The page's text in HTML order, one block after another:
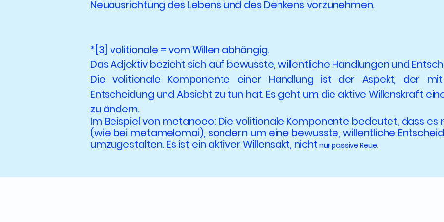
Neuausrichtung des Lebens und des Denkens vorzunehmen.
*[3] volitionale = vom Willen abhängig.
Das Adjektiv bezieht sich auf bewusste, willentliche Handlungen und
Die volitionale Komponente einer Handlung ist der Aspekt, der
Entscheidung und Absicht zu tun hat. Es geht um die aktive Willenskraft
zu ändern.
Im Beispiel von metanoeo: Die volitionale Komponente bedeutet, dass es
(wie bei metamelomai), sondern um eine bewusste, willentliche
umzugestalten. Es ist ein aktiver Willensakt, nicht nur passive Reue.